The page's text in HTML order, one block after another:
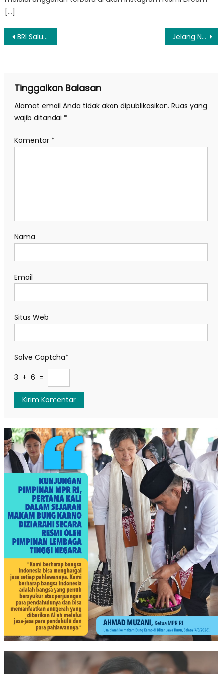
[…]
Navigasi
BRI Salurkan Bantuan CSR kepada Korban Bencana Tsunami Banten dan Lampung Jelang Natal, Menteri Jonan Pastikan Pasokan BBM dan Listrik Aman
Tinggalkan Balasan
Alamat email Anda tidak akan dipublikasikan. Ruas yang
wajib ditandai *
Komentar *
Nama
Email
Situs Web
Solve Captcha*
3 + 6 =